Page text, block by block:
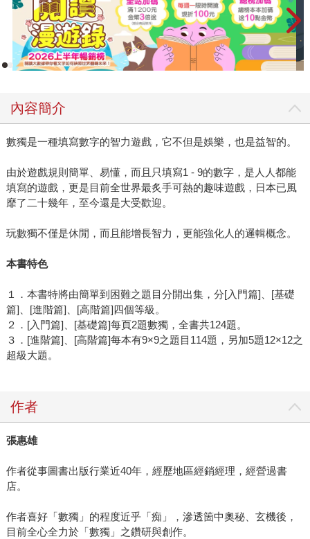
內容簡介
數獨是一種填寫數字的智力遊戲，它不但是娛樂，也是益智的。
由於遊戲規則簡單、易懂，而且只填寫1 - 9的數字，是人人都能
填寫的遊戲，更是目前全世界最炙手可熱的趣味遊戲，日本已風
靡了二十幾年，至今還是大受歡迎。
玩數獨不僅是休閒，而且能增長智力，更能強化人的邏輯概念。
本書特色
１．本書特將由簡單到困難之題目分開出集，分[入門篇]、[基礎
篇]、[進階篇]、[高階篇]四個等級。
２．[入門篇]、[基礎篇]每頁2題數獨，全書共124題。
３．[進階篇]、[高階篇]每本有9×9之題目114題，另加5題12×12之
超級大題。
作者
張惠雄
作者從事圖書出版行業近40年，經歷地區經銷經理，經營過書
店。
作者喜好「數獨」的程度近乎「痴」，滲透箇中奧秘、玄機後，
目前全心全力於「數獨」之鑽研與創作。